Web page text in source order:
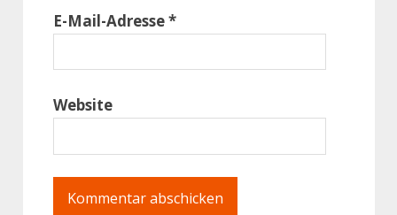
E-Mail-Adresse*
Website